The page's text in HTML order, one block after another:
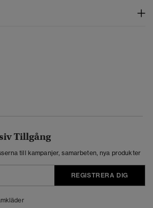
Tillgång
till kampanjer, samarbeten, nya produkter
REGISTRERA DIG